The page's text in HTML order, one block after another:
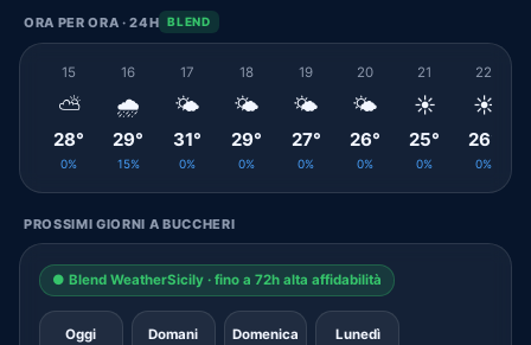
ORA PER ORA · 24H BLEND
15
⛅
28°
0%
16
🌧️
29°
15%
17
🌤️
31°
0%
18
🌤️
29°
0%
19
🌤️
27°
0%
20
🌤️
26°
0%
21
☀️
25°
0%
22
☀️
26°
0%
PROSSIMI GIORNI A BUCCHERI
● Blend WeatherSicily · fino a 72h alta affidabilità
Oggi Domani Domenica Lunedì